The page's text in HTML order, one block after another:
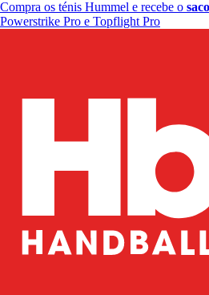
Compra os ténis Hummel e recebe o
Powerstrike Pro e Topflight Pro